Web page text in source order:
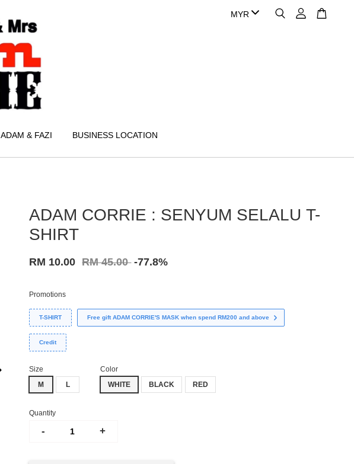
ADAM & FAZI BUSINESS LOCATION
ADAM CORRIE : SENYUM SELALU T-
SHIRT
RM 10.00 RM 45.00 -77.8%
Promotions
T-SHIRT Free gift ADAM CORRIE'S MASK when spend RM200 and above
Credit
Size
M
L
Color
WHITE
BLACK RED
Quantity
- +